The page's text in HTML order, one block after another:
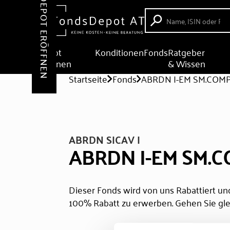
Depot
eröffnen
KonditionenFondsRatgeber
& Wissen
DEPOT ERÖFFNEN Startseite Fonds ABRDN I-EM
ABRDN SICAV I
ABRDN I-EM
Dieser Fonds wird von uns Rabattiert
100% Rabatt zu erwerben. Gehen Sie